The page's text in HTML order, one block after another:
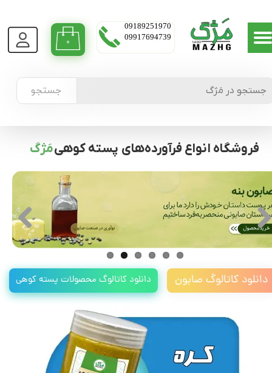
جستجو
09189251970
09917694739
۰
فروشگاه انواع فرآورده‌های پسته کوهیمَژگ
دانلود کاتالوگ محصولات پسته کوهی دانلود کاتالوگ صابون